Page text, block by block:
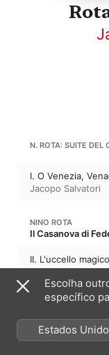
I. O Venezia,
Jacopo Salvatori
NINO ROTA
II. L'uccello magico
Jacopo Salvatori
NINO ROTA
La dolce vita, “A
III. Intermezzo
Escolha
específico
Estados
(Português